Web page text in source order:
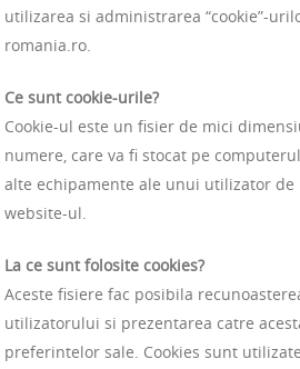
utilizarea si administrarea “cookie”-
romania.ro.
Ce sunt cookie-urile?
Cookie-ul este un fisier de mici
numere, care va fi stocat pe
alte echipamente ale unui utilizator de
website-ul.
La ce sunt folosite cookies?
Aceste fisiere fac posibila
utilizatorului si prezentarea catre
preferintelor sale. Cookies sunt